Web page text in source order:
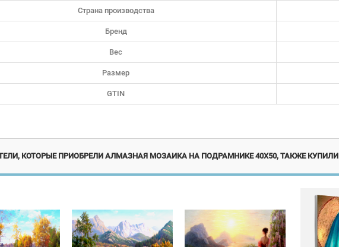
Страна производства
Бренд
Вес
Размер
GTIN
КОТОРЫЕ ПРИОБРЕЛИ АЛМАЗНАЯ МОЗАИКА НА ПОДРАМНИКЕ 40Х50, ТАКЖЕ КУПИЛИ